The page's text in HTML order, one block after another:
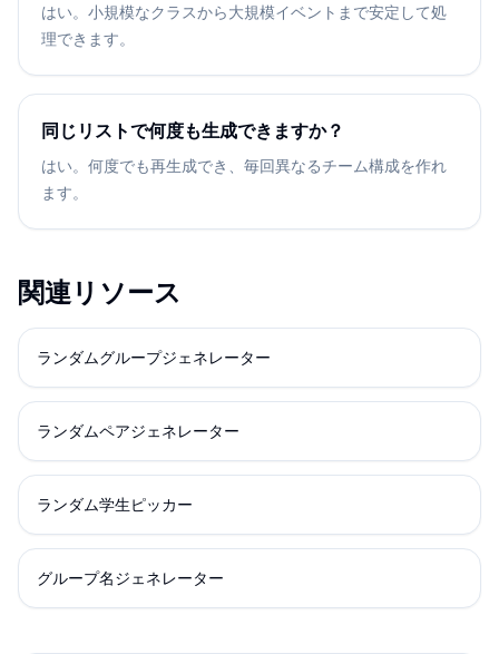
はい。小規模なクラスから大規模イベントまで安定して処
理できます。
同じリストで何度も生成できますか？
はい。何度でも再生成でき、毎回異なるチーム構成を作れ
ます。
関連リソース
ランダムグループジェネレーター
ランダムペアジェネレーター
ランダム学生ピッカー
グループ名ジェネレーター